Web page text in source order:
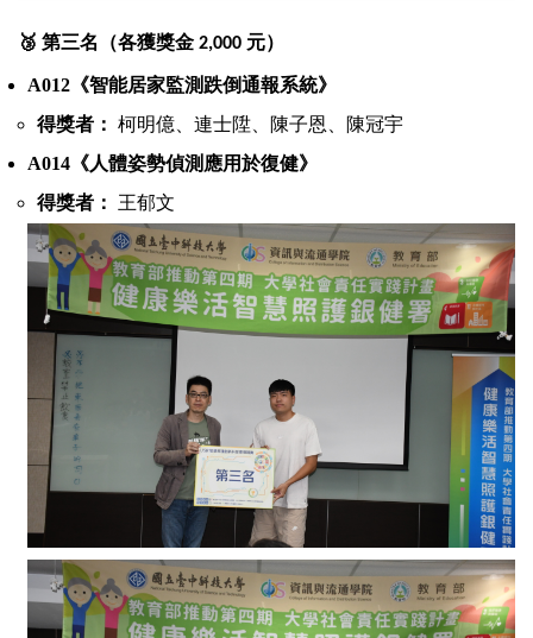
🥉 第三名（各獲獎金 2,000 元）
A012 《智能居家監測跌倒通報系統》
得獎者： 柯明億、連士陞、陳子恩、陳冠宇
A014 《人體姿勢偵測應用於復健》
得獎者：
王郁文